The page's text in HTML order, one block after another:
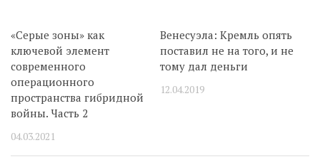
«Серые зоны» как
ключевой элемент
современного
операционного
пространства гибридной
войны. Часть 2
04.03.2021
Венесуэла: Кремль опять
поставил не на того, и не
тому дал деньги
12.04.2019